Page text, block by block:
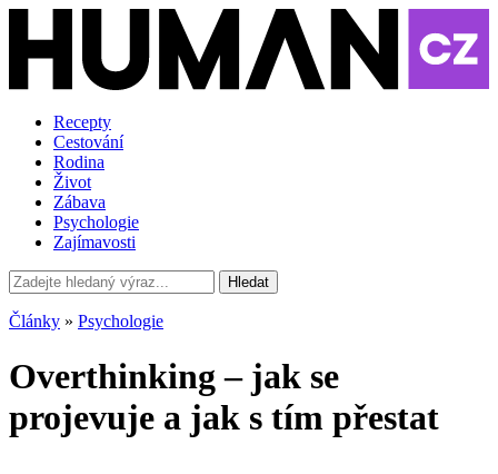
Recepty
Cestování
Rodina
Život
Zábava
Psychologie
Zajímavosti
Hledat
Články » Psychologie
Overthinking – jak se
projevuje a jak s tím přestat